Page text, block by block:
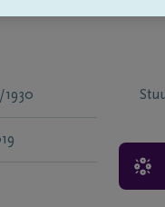
1930